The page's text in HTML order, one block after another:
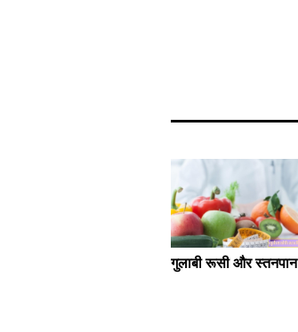
गुलाबी रूसी और स्तनपान